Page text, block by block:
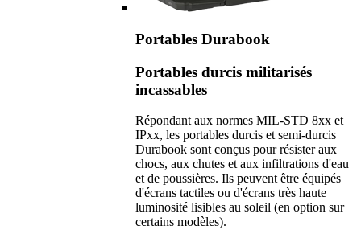
Portables Durabook
Portables durcis militarisés
incassables
Répondant aux normes MIL-STD 8xx et
IPxx, les portables durcis et semi-durcis
Durabook sont conçus pour résister aux
chocs, aux chutes et aux infiltrations d'eau
et de poussières. Ils peuvent être équipés
d'écrans tactiles ou d'écrans très haute
luminosité lisibles au soleil (en option sur
certains modèles).